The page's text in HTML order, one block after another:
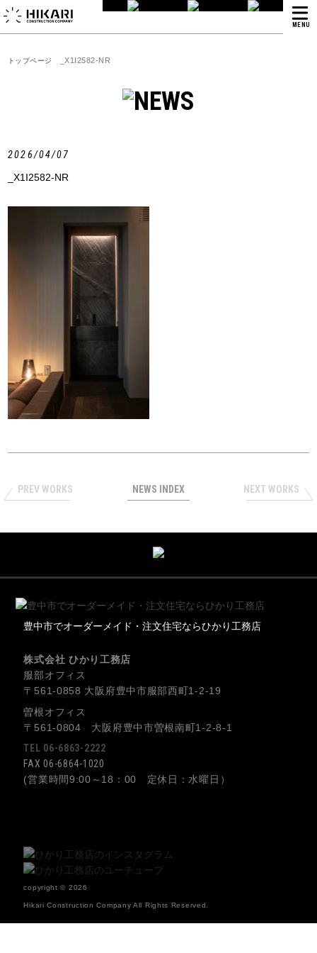
MENU
トップページ _X1I2582-NR
2026/04/07
_X1I2582-NR
PREV WORKS NEWS INDEX NEXT WORKS
豊中市でオーダーメイド・注文住宅ならひかり工務店
株式会社 ひかり工務店
服部オフィス
〒561-0858 大阪府豊中市服部西町1-2-19
曽根オフィス
〒561-0804 大阪府豊中市曽根南町1-2-8-1
TEL 06-6863-2222
FAX 06-6864-1020
(営業時間9:00～18：00 定休日：水曜日）
copyright © 2026
Hikari Construction Company All Rights Reserved.